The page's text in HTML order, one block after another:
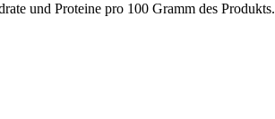
und Proteine pro 100 Gramm des Produkts.